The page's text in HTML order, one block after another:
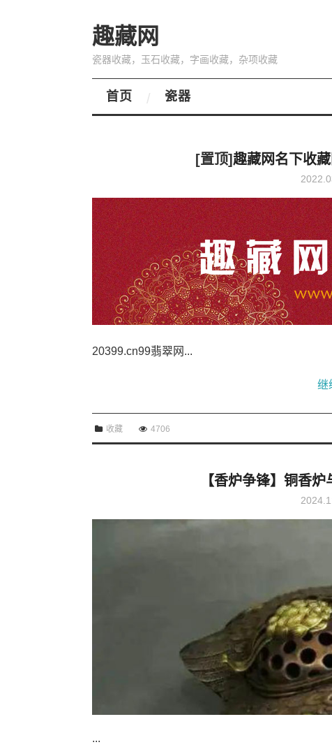
趣藏网
瓷器收藏，玉石收藏，字画收藏，杂项收藏
首页 瓷器
[置顶] 趣藏网名下收
20399.cn99翡翠网...
继
收藏 4706
【香炉争锋】铜香
...